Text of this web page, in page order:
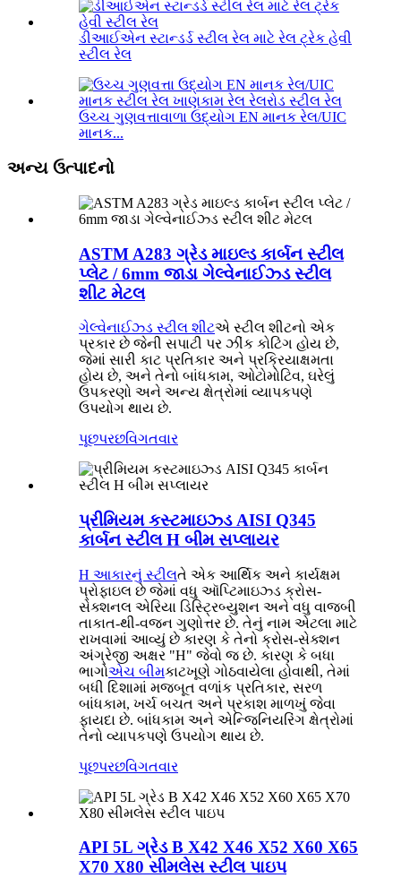
ડીઆઈએન સ્ટાન્ડર્ડ સ્ટીલ રેલ માટે રેલ ટ્રેક હેવી
સ્ટીલ રેલ
ઉચ્ચ ગુણવત્તાવાળા ઉદ્યોગ EN માનક રેલ/UIC
માનક...
અન્ય ઉત્પાદનો
ASTM A283 ગ્રેડ માઇલ્ડ કાર્બન સ્ટીલ
પ્લેટ / 6mm જાડા ગેલ્વેનાઈઝ્ડ સ્ટીલ
શીટ મેટલ
ગેલ્વેનાઈઝ્ડ સ્ટીલ શીટએ સ્ટીલ શીટનો એક
પ્રકાર છે જેની સપાટી પર ઝીંક કોટિંગ હોય છે,
જેમાં સારી કાટ પ્રતિકાર અને પ્રક્રિયાક્ષમતા
હોય છે, અને તેનો બાંધકામ, ઓટોમોટિવ, ઘરેલું
ઉપકરણો અને અન્ય ક્ષેત્રોમાં વ્યાપકપણે
ઉપયોગ થાય છે.
પૂછપરછવિગતવાર
પ્રીમિયમ કસ્ટમાઇઝ્ડ AISI Q345
કાર્બન સ્ટીલ H બીમ સપ્લાયર
H આકારનું સ્ટીલતે એક આર્થિક અને કાર્યક્ષમ
પ્રોફાઇલ છે જેમાં વધુ ઑપ્ટિમાઇઝ્ડ ક્રોસ-
સેક્શનલ એરિયા ડિસ્ટ્રિબ્યુશન અને વધુ વાજબી
તાકાત-થી-વજન ગુણોત્તર છે. તેનું નામ એટલા માટે
રાખવામાં આવ્યું છે કારણ કે તેનો ક્રોસ-સેક્શન
અંગ્રેજી અક્ષર "H" જેવો જ છે. કારણ કે બધા
ભાગોએચ બીમકાટખૂણે ગોઠવાયેલા હોવાથી, તેમાં
બધી દિશામાં મજબૂત વળાંક પ્રતિકાર, સરળ
બાંધકામ, ખર્ચ બચત અને પ્રકાશ માળખું જેવા
ફાયદા છે. બાંધકામ અને એન્જિનિયરિંગ ક્ષેત્રોમાં
તેનો વ્યાપકપણે ઉપયોગ થાય છે.
પૂછપરછવિગતવાર
API 5L ગ્રેડ B X42 X46 X52 X60 X65
X70 X80 સીમલેસ સ્ટીલ પાઇપ